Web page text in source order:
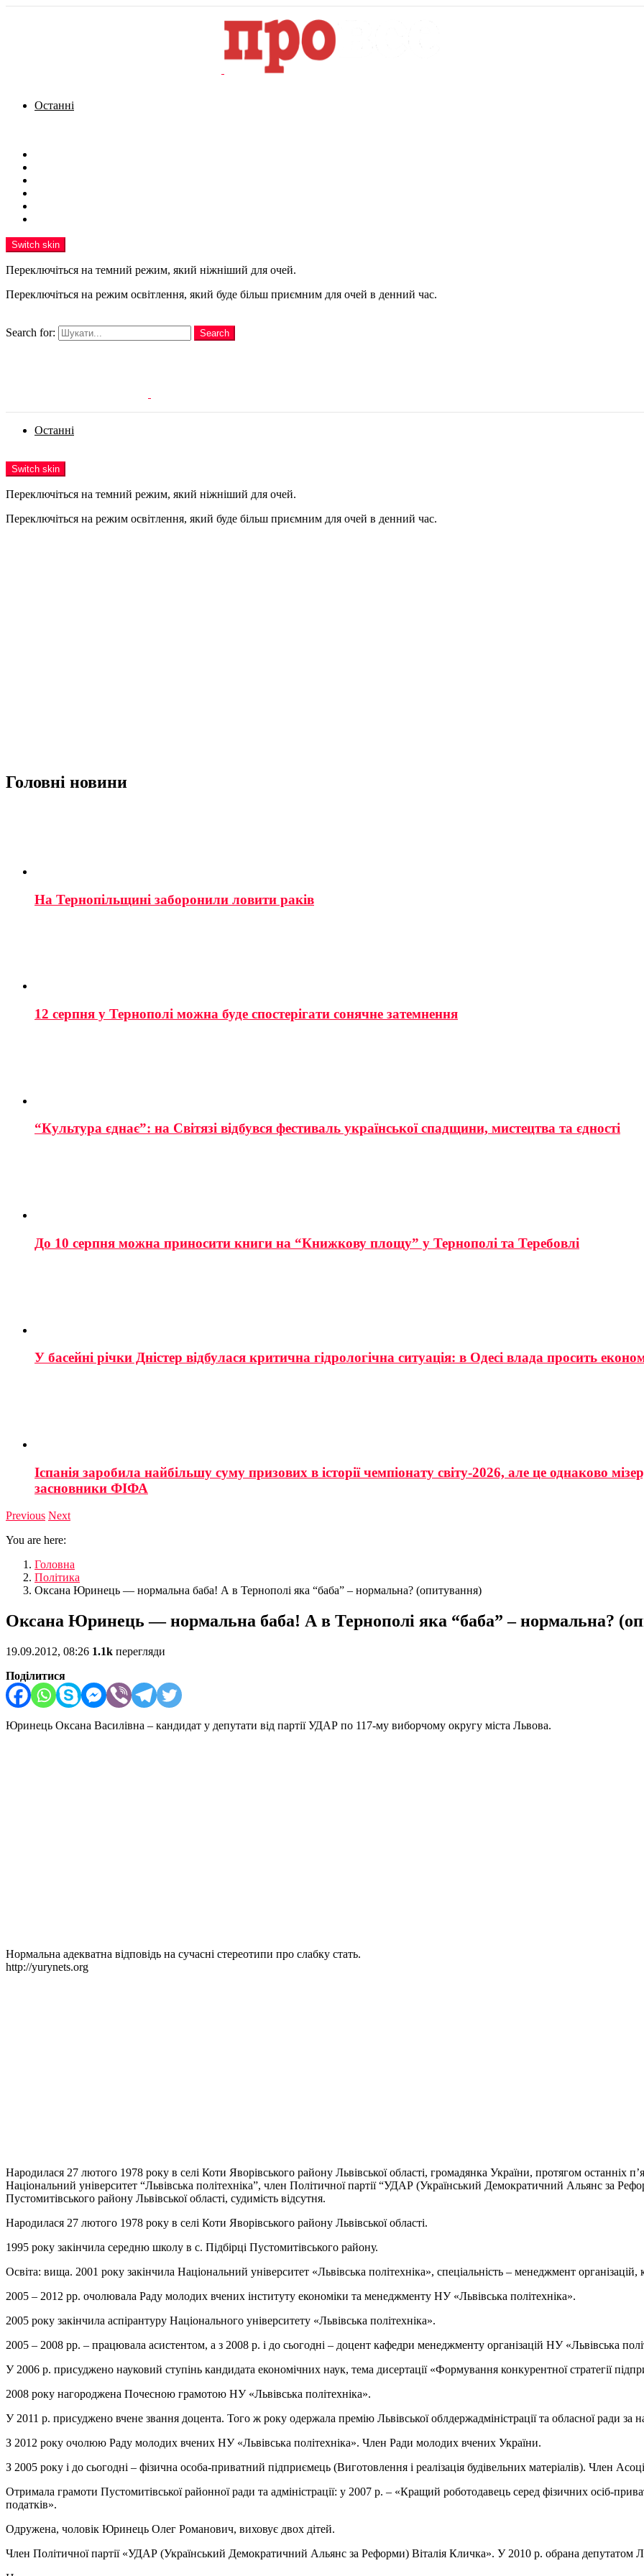
Останні
Switch skin
Переключіться на темний режим, який ніжніший для очей.
Переключіться на режим освітлення, який буде більш приємним для очей в денний час.
Search for:
Search
Останні
Switch skin
Переключіться на темний режим, який ніжніший для очей.
Переключіться на режим освітлення, який буде більш приємним для очей в денний час.
Головні новини
На Тернопільщині заборонили ловити раків
12 серпня у Тернополі можна буде спостерігати сонячне затемнення
“Культура єднає”: на Світязі відбувся фестиваль української спадщини, мистецтва та єдності
До 10 серпня можна приносити книги на “Книжкову площу” у Тернополі та Теребовлі
У басейні річки Дністер відбулася критична гідрологічна ситуація: в Одесі влада просить
Іспанія заробила найбільшу суму призових в історії чемпіонату світу-2026, але це однаково
засновники ФІФА
Previous Next
You are here:
Головна
Політика
Оксана Юринець — нормальна баба! А в Тернополі яка “баба” – нормальна? (опитування)
Оксана Юринець — нормальна баба! А в Тернополі яка “баба” – нормальна?
19.09.2012, 08:26 1.1k перегляди
Поділитися
Юринець Оксана Василівна – кандидат у депутати від партії УДАР по 117-му виборчому округу міста Львова.
Нормальна адекватна відповідь на сучасні стереотипи про слабку стать.
http://yurynets.org
Народилася 27 лютого 1978 року в селі Коти Яворівського району Львівської області, громадянка України, протягом останніх
Національний університет “Львівська політехніка”, член Політичної партії “УДАР (Український Демократичний Альянс за
Пустомитівського району Львівської області, судимість відсутня.
Народилася 27 лютого 1978 року в селі Коти Яворівського району Львівської області.
1995 року закінчила середню школу в с. Підбірці Пустомитівського району.
Освіта: вища. 2001 року закінчила Національний університет «Львівська політехніка», спеціальність – менеджмент організацій,
2005 – 2012 рр. очолювала Раду молодих вчених інституту економіки та менеджменту НУ «Львівська політехніка».
2005 року закінчила аспірантуру Національного університету «Львівська політехніка».
2005 – 2008 рр. – працювала асистентом, а з 2008 р. і до сьогодні – доцент кафедри менеджменту організацій НУ «Львівська
У 2006 р. присуджено науковий ступінь кандидата економічних наук, тема дисертації «Формування конкурентної стратегії
2008 року нагороджена Почесною грамотою НУ «Львівська політехніка».
У 2011 р. присуджено вчене звання доцента. Того ж року одержала премію Львівської облдержадміністрації та обласної ради за
З 2012 року очолюю Раду молодих вчених НУ «Львівська політехніка». Член Ради молодих вчених України.
З 2005 року і до сьогодні – фізична особа-приватний підприємець (Виготовлення і реалізація будівельних матеріалів). Член
Отримала грамоти Пустомитівської районної ради та адміністрації: у 2007 р. – «Кращий роботодавець серед фізичних осіб-
податків».
Одружена, чоловік Юринець Олег Романович, виховує двох дітей.
Член Політичної партії «УДАР (Український Демократичний Альянс за Реформи) Віталія Кличка». У 2010 р. обрана депутатом